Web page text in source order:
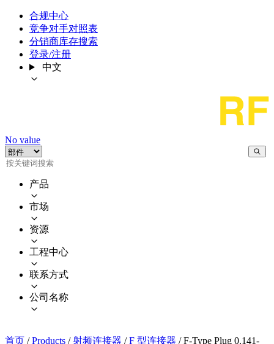
合规中心
竞争对手对照表
分销商库存搜索
登录/注册
中文
No value
产品
市场
资源
工程中心
联系方式
公司名称
首页 / Products / 射频连接器 / F 型连接器 / F-Type Plug 0.141-